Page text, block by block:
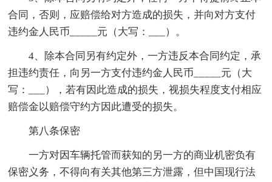
合同，否则，应赔偿给对方造成的损失，并向对方支付
违约金人民币_____元（大写：___）。
4、除本合同另有约定外，一方违反本合同约定，承
担违约责任，向另一方支付违约金人民币_____元（大
写：___），若有因此造成的损失，视损失程度支付相应
赔偿金以赔偿守约方因此遭受的损失。
第八条保密
一方对因车辆托管而获知的另一方的商业机密负有
保密义务，不得向有关其他第三方泄露，但中国现行法